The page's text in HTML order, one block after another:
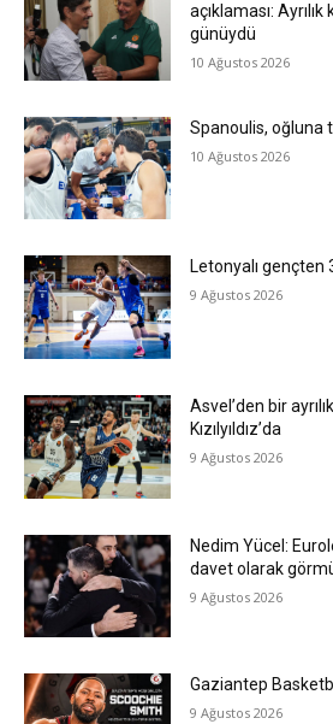
açıklaması:
günüydü
10 Ağustos 2026
Spanoulis, oğluna
10 Ağustos 2026
Letonyalı gençten
9 Ağustos 2026
Asvel’den bir
Kızılyıldız’da
9 Ağustos 2026
Nedim Yücel:
davet olarak
9 Ağustos 2026
Gaziantep
9 Ağustos 2026